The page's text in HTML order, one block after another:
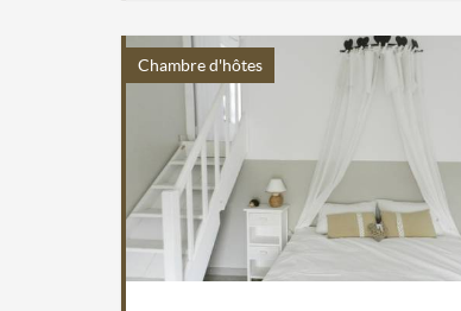
Chambre d'hôtes